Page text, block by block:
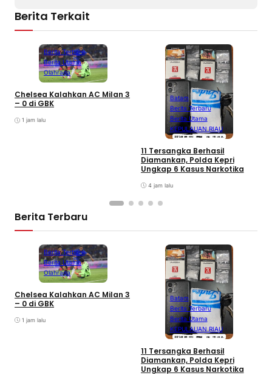
Berita Terkait
Berita Terbaru
Berita Utama
Olahraga
Chelsea Kalahkan AC Milan 3
– 0 di GBK
1 jam lalu
Batam
Berita Terbaru
Berita Utama
KEPULAUAN RIAU
11 Tersangka Berhasil
Diamankan, Polda Kepri
Ungkap 6 Kasus Narkotika
4 jam lalu
Berita Terbaru
Berita Terbaru
Berita Utama
Olahraga
Chelsea Kalahkan AC Milan 3
– 0 di GBK
1 jam lalu
Batam
Berita Terbaru
Berita Utama
KEPULAUAN RIAU
11 Tersangka Berhasil
Diamankan, Polda Kepri
Ungkap 6 Kasus Narkotika